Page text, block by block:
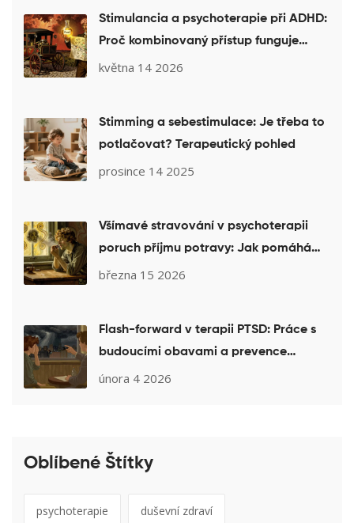
Stimulancia a psychoterapie při ADHD:
Proč kombinovaný přístup funguje
nejlépe
května 14 2026
Stimming a sebestimulace: Je třeba to
potlačovat? Terapeutický pohled
prosince 14 2025
Všímavé stravování v psychoterapii
poruch příjmu potravy: Jak pomáhá
obnovit vztah k jídlu
března 15 2026
Flash-forward v terapii PTSD: Práce s
budoucími obavami a prevence
retraumatizace
února 4 2026
Oblíbené Štítky
psychoterapie duševní zdraví